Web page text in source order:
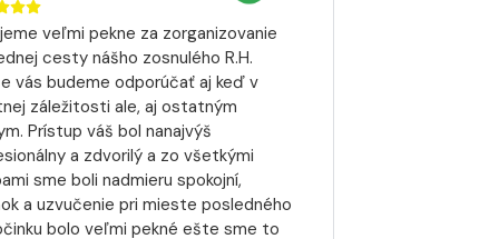
veľmi pekne za zorganizovanie
cesty nášho zosnulého R.H.
vás budeme odporúčať aj keď v
záležitosti ale, aj ostatným
Prístup váš bol nanajvýš
a zdvorilý a zo všetkými
sme boli nadmieru spokojní,
a uzvučenie pri mieste posledného
bolo veľmi pekné ešte sme to